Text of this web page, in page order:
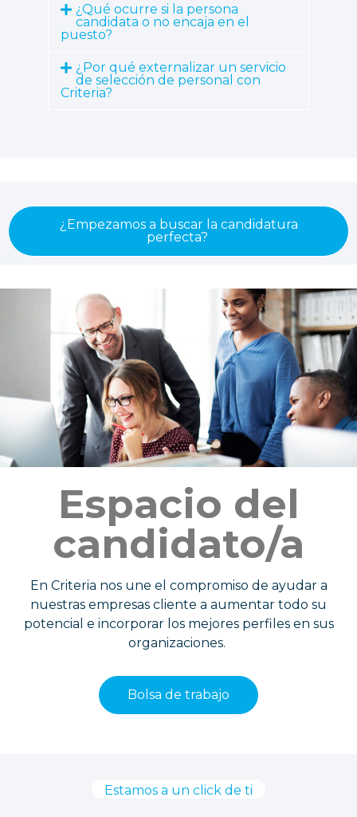
¿Qué ocurre si la persona
candidata o no encaja en el
puesto?
¿Por qué externalizar un servicio
de selección de personal con
Criteria?
¿Empezamos a buscar la candidatura
perfecta? ​
Espacio del
candidato/a
En Criteria nos une el compromiso de ayudar a
nuestras empresas cliente a aumentar todo su
potencial e incorporar los mejores perfiles en sus
organizaciones.
Bolsa de trabajo
Estamos a un click de ti